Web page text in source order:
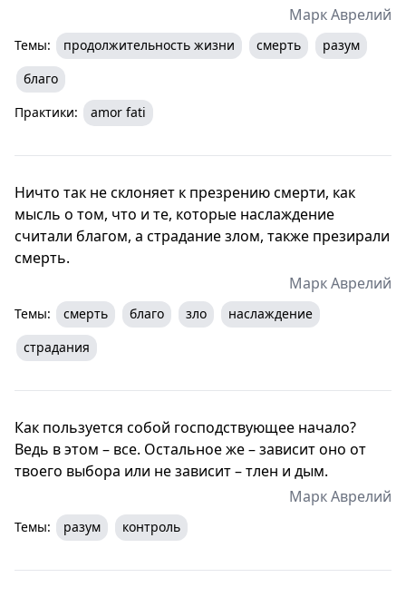
Марк Аврелий
Темы: продолжительность жизни смерть
разум
благо
Практики:
amor fati
Ничто так не склоняет к презрению смерти, как
мысль о том, что и те, которые наслаждение
считали благом, а страдание злом, также презирали
смерть.
Марк Аврелий
Темы: смерть благо зло
наслаждение
страдания
Как пользуется собой господствующее начало?
Ведь в этом – все. Остальное же – зависит оно от
твоего выбора или не зависит – тлен и дым.
Марк Аврелий
Темы: разум контроль